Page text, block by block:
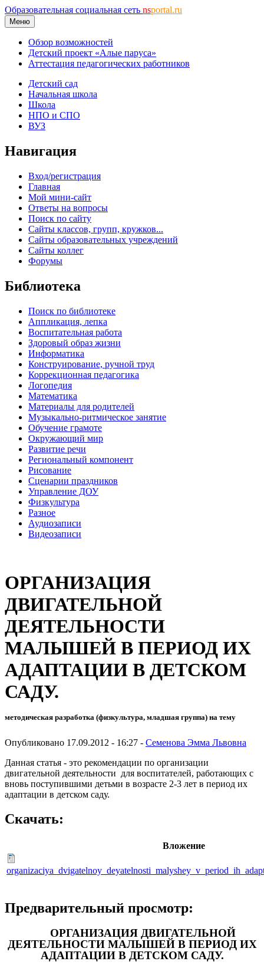
Образовательная социальная сеть nsportal.ru
Меню
Обзор возможностей
Детский проект «Алые паруса»
Аттестация педагогических работников
Детский сад
Начальная школа
Школа
НПО и СПО
ВУЗ
Навигация
Вход/регистрация
Главная
Мой мини-сайт
Ответы на вопросы
Поиск по сайту
Сайты классов, групп, кружков...
Сайты образовательных учреждений
Сайты коллег
Форумы
Библиотека
Поиск по библиотеке
Аппликация, лепка
Воспитательная работа
Здоровый образ жизни
Информатика
Конструирование, ручной труд
Коррекционная педагогика
Логопедия
Математика
Материалы для родителей
Музыкально-ритмическое занятие
Обучение грамоте
Окружающий мир
Развитие речи
Региональный компонент
Рисование
Сценарии праздников
Управление ДОУ
Физкультура
Разное
Аудиозаписи
Видеозаписи
ОРГАНИЗАЦИЯ
ДВИГАТЕЛЬНОЙ
ДЕЯТЕЛЬНОСТИ
МАЛЫШЕЙ В ПЕРИОД ИХ
АДАПТАЦИИ В ДЕТСКОМ
САДУ.
методическая разработка (физкультура, младшая группа) на тему
Опубликовано 17.09.2012 - 16:27 - Семенова Эмма Львовна
Данная статья - это рекомендации по организации
двигательной деятельности для воспитателей, работающих с
вновь поступившими детьми в возрасте 2-3 лет в период их
адаптации в детском саду.
Скачать:
Вложение
Предварительный просмотр:
ОРГАНИЗАЦИЯ ДВИГАТЕЛЬНОЙ
ДЕЯТЕЛЬНОСТИ МАЛЫШЕЙ В ПЕРИОД ИХ
АДАПТАЦИИ В ДЕТСКОМ САДУ.